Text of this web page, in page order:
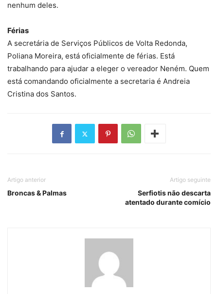
nenhum deles.
Férias
A secretária de Serviços Públicos de Volta Redonda,
Poliana Moreira, está oficialmente de férias. Está
trabalhando para ajudar a eleger o vereador Neném. Quem
está comandando oficialmente a secretaria é Andreia
Cristina dos Santos.
Artigo anterior
Broncas & Palmas
Artigo seguinte
Serfiotis não descarta
atentado durante comício